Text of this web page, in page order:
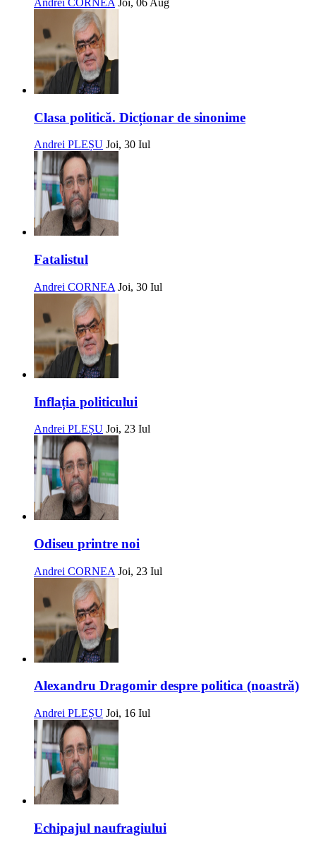
Andrei CORNEA Joi, 06 Aug
Clasa politică. Dicționar de sinonime
Andrei PLEȘU Joi, 30 Iul
Fatalistul
Andrei CORNEA Joi, 30 Iul
Inflația politicului
Andrei PLEȘU Joi, 23 Iul
Odiseu printre noi
Andrei CORNEA Joi, 23 Iul
Alexandru Dragomir despre politica (noastră)
Andrei PLEȘU Joi, 16 Iul
Echipajul naufragiului